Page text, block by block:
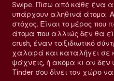
Swipe. Πίσω από κάθε ένα
υπάρχουν αληθινά άτομα.
στόχος. Είναι το μέρος που
άτομα που αλλιώς δεν θα
crush, έναν ταξιδιωτικό
χαλαρά και καταλήγει σε
ψάχνεις, ή ακόμα κι αν δεν
Tinder σου δίνει τον χώρο